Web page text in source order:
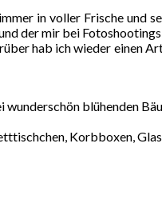
in voller Frische und
der mir bei
hab ich wieder einen
blühenden
Korbboxen,